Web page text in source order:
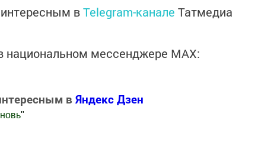
вTelegram-канале Татмедиа
национальном мессенджере MАХ:
в Яндекс Дзен
"